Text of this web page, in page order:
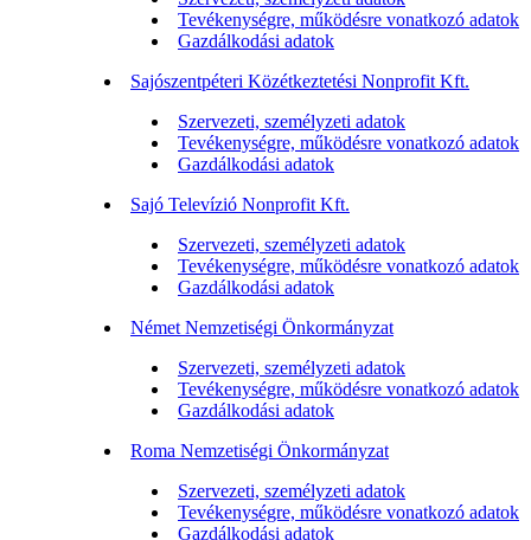
Tevékenységre, működésre vonatkozó adatok
Gazdálkodási adatok
Sajószentpéteri Közétkeztetési Nonprofit Kft.
Szervezeti, személyzeti adatok
Tevékenységre, működésre vonatkozó adatok
Gazdálkodási adatok
Sajó Televízió Nonprofit Kft.
Szervezeti, személyzeti adatok
Tevékenységre, működésre vonatkozó adatok
Gazdálkodási adatok
Német Nemzetiségi Önkormányzat
Szervezeti, személyzeti adatok
Tevékenységre, működésre vonatkozó adatok
Gazdálkodási adatok
Roma Nemzetiségi Önkormányzat
Szervezeti, személyzeti adatok
Tevékenységre, működésre vonatkozó adatok
Gazdálkodási adatok